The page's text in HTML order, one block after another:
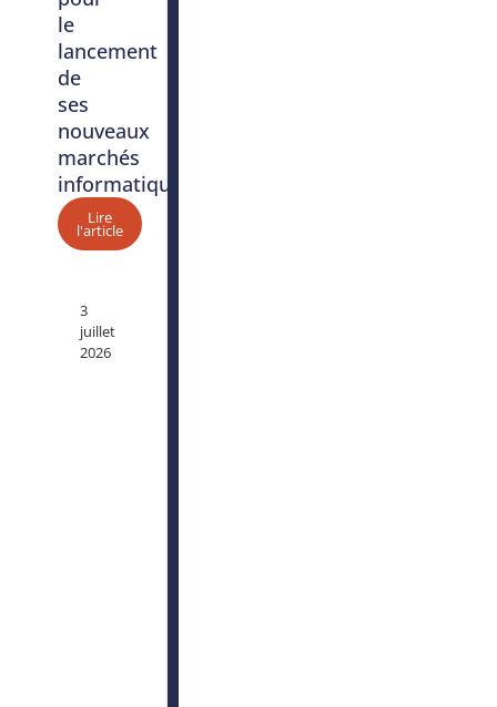
le
lancement
de
ses
nouveaux
marchés
informatiques
Lire
l'article
3
juillet
2026